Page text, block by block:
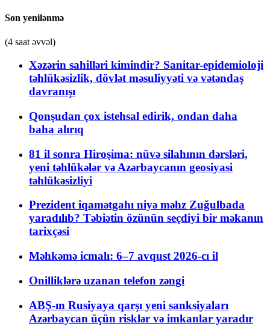
Son yenilənmə
(4 saat əvvəl)
Xəzərin sahilləri kimindir? Sanitar-epidemioloji
təhlükəsizlik, dövlət məsuliyyəti və vətəndaş
davranışı
Qonşudan çox istehsal edirik, ondan daha
baha alırıq
81 il sonra Hiroşima: nüvə silahının dərsləri,
yeni təhlükələr və Azərbaycanın geosiyasi
təhlükəsizliyi
Prezident iqamətgahı niyə məhz Zuğulbada
yaradılıb? Təbiətin özünün seçdiyi bir məkanın
tarixçəsi
Məhkəmə icmalı: 6–7 avqust 2026-cı il
Onilliklərə uzanan telefon zəngi
ABŞ-ın Rusiyaya qarşı yeni sanksiyaları
Azərbaycan üçün risklər və imkanlar yaradır